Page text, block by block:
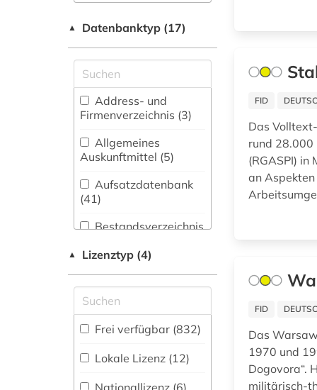
Vermessungswesen
(23)
Biologie,
Biotechnologie (15)
Buch- und
Bibliothekswesen,
Informationswissenschaft
(30)
Chemie und
Elektrotechnik,
Elektronik,
Nachrichtentechnik (4)
Energietechnik (7)
Ethnologie (67)
Geographie (48)
1941-1945 (1)
1948-1980 (1)
aalborg (1)
aarhus (5)
abbildungen (1)
abgeordneter (2)
abraham (1)
abrüstung (1)
actes (1)
adelsfamilie (1)
▲ Datenbanktyp (17)
Address- und
Firmenverzeichnis (3)
Allgemeines
Auskunftmittel (5)
Aufsatzdatenbank
(41)
Bestandsverzeichnis
Buchhandelsverzeichnis
Disziplinäre
Forschungsdatenrepositorien
▲ Lizenztyp (4)
Frei verfügbar (832)
Lokale Lizenz (12)
FID
Das
rund 28.000
(RGASPI) in
an
FID
Das
1970 und
Dogovora“.
militärisch-